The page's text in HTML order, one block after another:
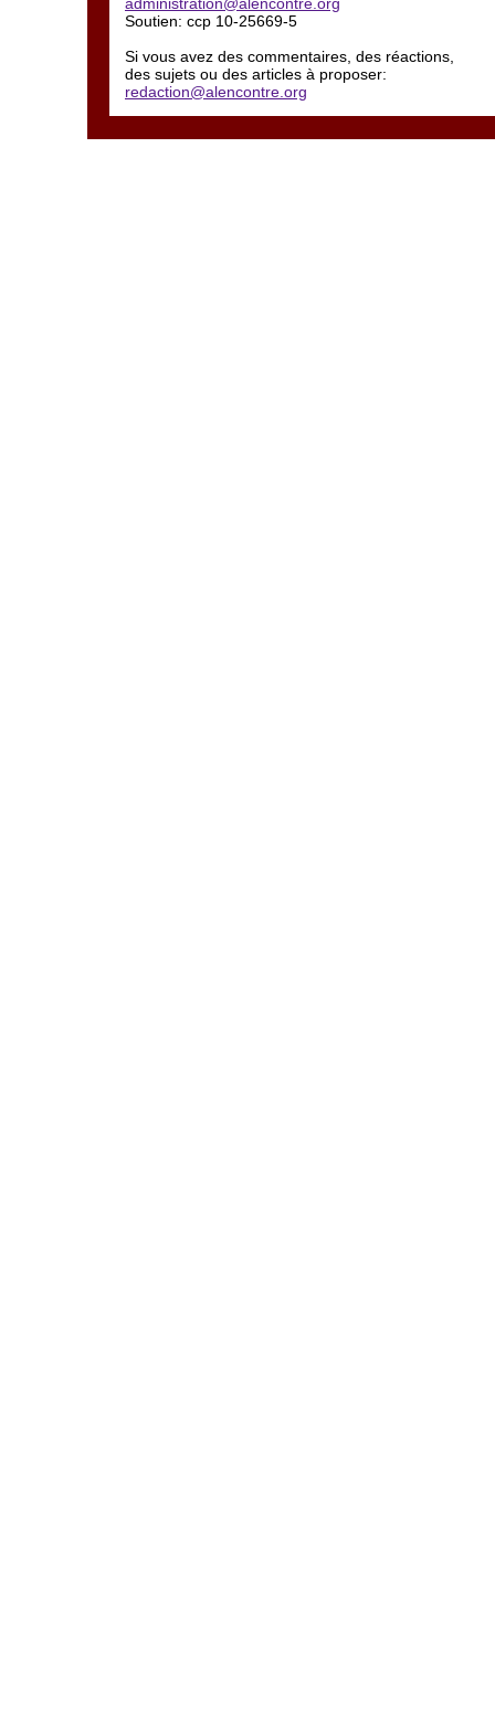
Soutien: ccp 10-25669-5
Si vous avez des commentaires, des réactions,
des sujets ou des articles à proposer:
redaction@alencontre.org